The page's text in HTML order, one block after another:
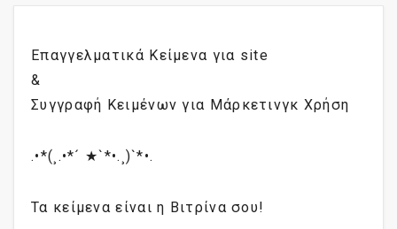
Επαγγελματικά Κείμενα για site
&
Συγγραφή Κειμένων για Μάρκετινγκ Χρήση
.•*(¸.•*´ ★`*•.¸)`*•.
Τα κείμενα είναι η Βιτρίνα σου!